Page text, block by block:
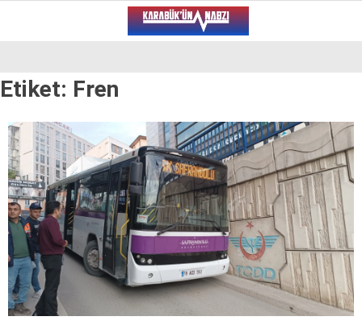
29.2
VİDEO
ALT MANŞET
GÜNCEL
BÖLGEDEN
GENEL
SPOR
SERVISLER
Etiket: Fren